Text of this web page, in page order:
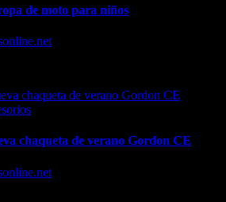
de moto para niños
chaqueta de verano Gordon CE